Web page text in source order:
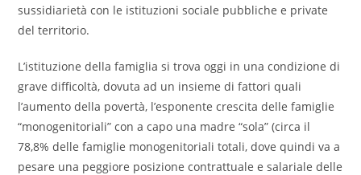
sussidiarietà con le istituzioni sociale pubbliche e private
del territorio.
L’istituzione della famiglia si trova oggi in una condizione di
grave difficoltà, dovuta ad un insieme di fattori quali
l’aumento della povertà, l’esponente crescita delle famiglie
“monogenitoriali” con a capo una madre “sola” (circa il
78,8% delle famiglie monogenitoriali totali, dove quindi va a
pesare una peggiore posizione contrattuale e salariale delle